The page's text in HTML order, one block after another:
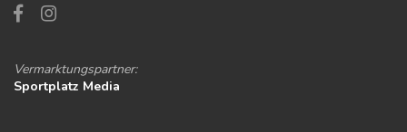
Vermarktungspartner:
Sportplatz Media